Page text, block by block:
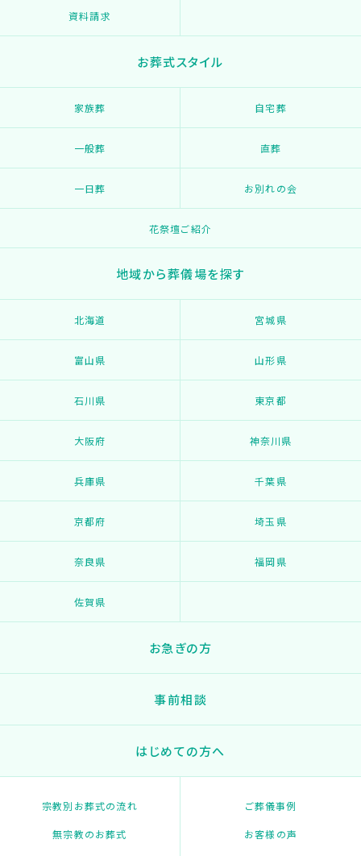
資料請求
お葬式スタイル
家族葬 自宅葬
一般葬 直葬
一日葬 お別れの会
花祭壇ご紹介
地域から葬儀場を探す
北海道 宮城県
富山県 山形県
石川県 東京都
大阪府 神奈川県
兵庫県 千葉県
京都府 埼玉県
奈良県 福岡県
佐賀県
お急ぎの方
事前相談
はじめての方へ
宗教別お葬式の流れ
無宗教のお葬式
ご葬儀事例
お客様の声